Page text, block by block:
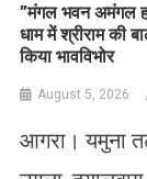
​”मंगल भवन अमंगल
धाम में श्रीराम की
किया भावविभोर
August 5, 2026
आगरा। यमुना